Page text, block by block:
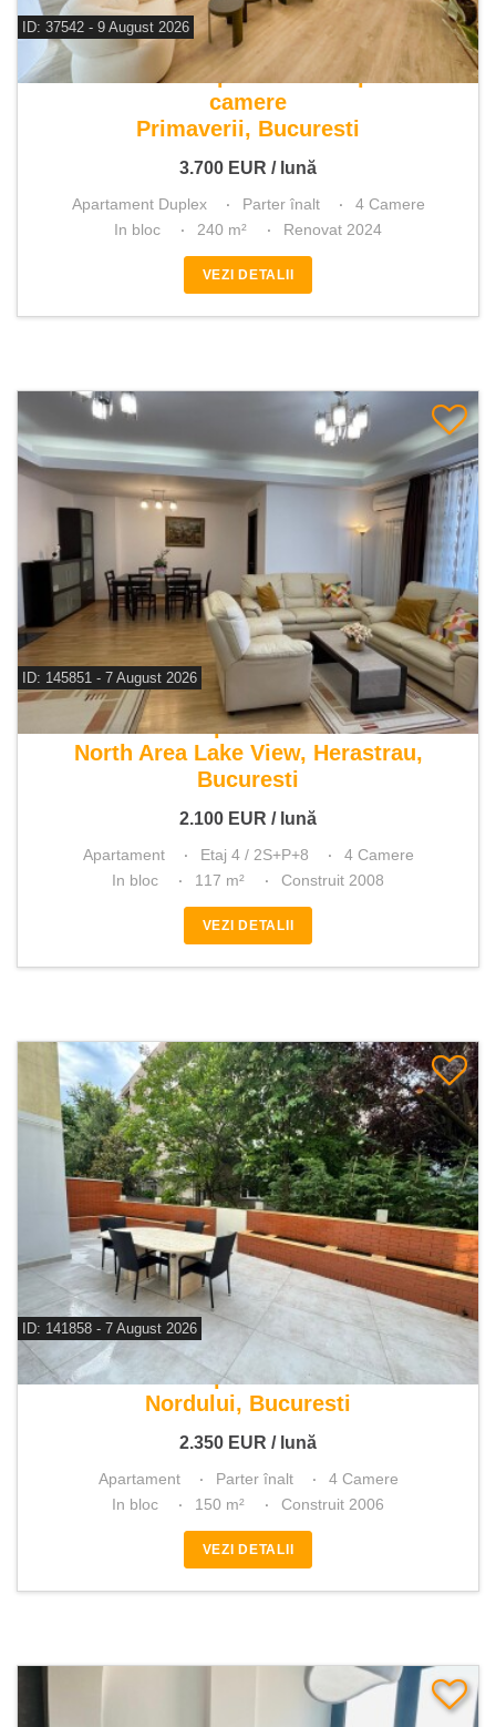
ID: 37542 - 9 August 2026
De inchiriat apartament duplex 4
camere
Primaverii, Bucuresti
3.700 EUR / lună
Apartament Duplex Parter înalt
4 Camere
In bloc
240 m² Renovat 2024
VEZI DETALII
ID: 145851 - 7 August 2026
De inchiriat apartament 4 camere
North Area Lake View, Herastrau,
Bucuresti
2.100 EUR / lună
Apartament Etaj 4 / 2S+P+8
4 Camere
In bloc
117 m² Construit 2008
VEZI DETALII
ID: 141858 - 7 August 2026
De inchiriat apartament 4 camere
Nordului, Bucuresti
2.350 EUR / lună
Apartament Parter înalt
4 Camere
In bloc
150 m² Construit 2006
VEZI DETALII